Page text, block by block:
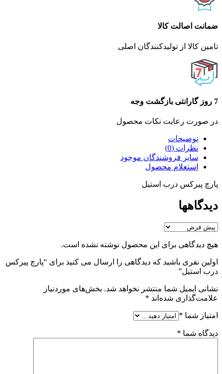
ضمانت اصالت کالا
تامین کالا از تولیدکنندگان اصلی
7 روز گارانتی بازگشت وجه
در صورت رعایت نکات محصول
توضیحات
نظرات (0)
سایر فروشندگان موجود
استعلام محصول
پارچ پیرکس درب استیل
دیدگاهها
هیچ دیدگاهی برای این محصول نوشته نشده است.
اولین نفری باشید که دیدگاهی را ارسال می کنید برای “پارچ پیرکس
درب استیل”
نشانی ایمیل شما منتشر نخواهد شد. بخش‌های موردنیاز
علامت‌گذاری شده‌اند *
امتیاز شما *
دیدگاه شما *